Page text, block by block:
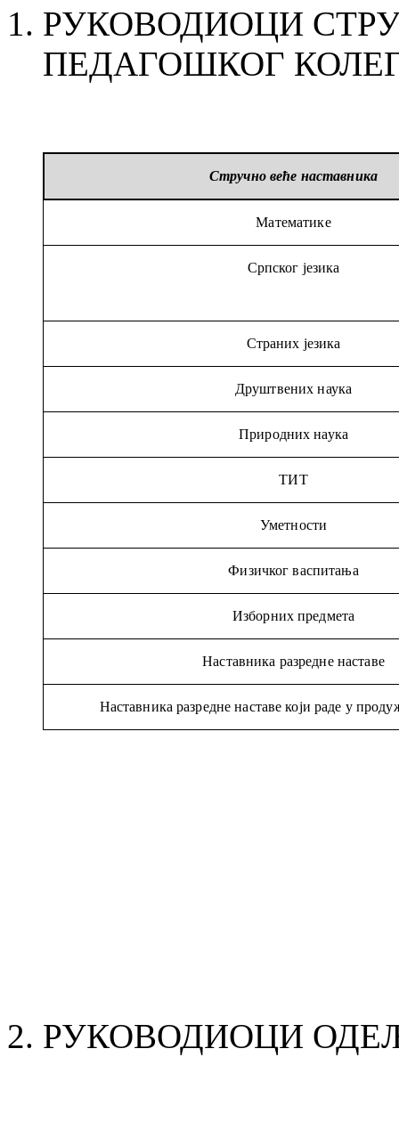
РУКОВОДИОЦИ
ПЕДАГОШКОГ
Стручно веће наставника
Математике
Српског језика
Страних језика
Друштвених наука
Природних наука
ТИТ
Уметности
Физичког васпитања
Изборних предмета
Наставника разредне наставе
Наставника разредне наставе који раде у
РУКОВОДИОЦИ